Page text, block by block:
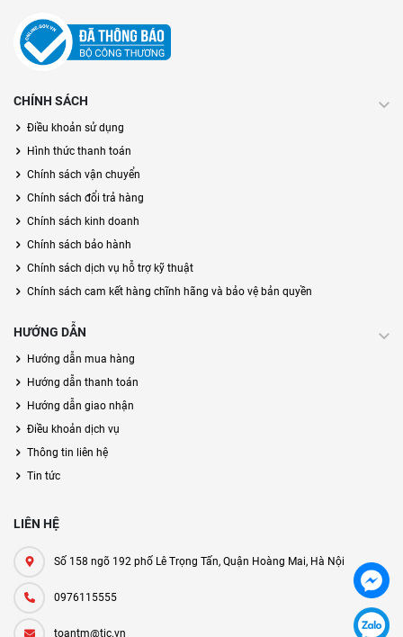
CHÍNH SÁCH
Điều khoản sử dụng
Hình thức thanh toán
Chính sách vận chuyển
Chính sách đổi trả hàng
Chính sách kinh doanh
Chính sách bảo hành
Chính sách dịch vụ hỗ trợ kỹ thuật
Chính sách cam kết hàng chĩnh hãng và bảo vệ bản quyền
HƯỚNG DẪN
Hướng dẫn mua hàng
Hướng dẫn thanh toán
Hướng dẫn giao nhận
Điều khoản dịch vụ
Thông tin liên hệ
Tin tức
LIÊN HỆ
Số 158 ngõ 192 phố Lê Trọng Tấn, Quận Hoàng Mai, Hà Nội
0976115555
toantm@tic.vn